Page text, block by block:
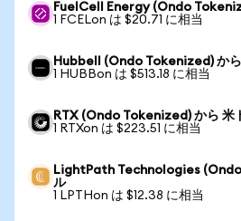
FuelCell Energy (Ondo
1 FCELon は $20.71 に相当
Hubbell (Ondo Tokenized) か
1 HUBBon は $513.18 に相当
RTX (Ondo Tokenized) から 米
1 RTXon は $223.51 に相当
LightPath Technologies
ル
1 LPTHon は $12.38 に相当